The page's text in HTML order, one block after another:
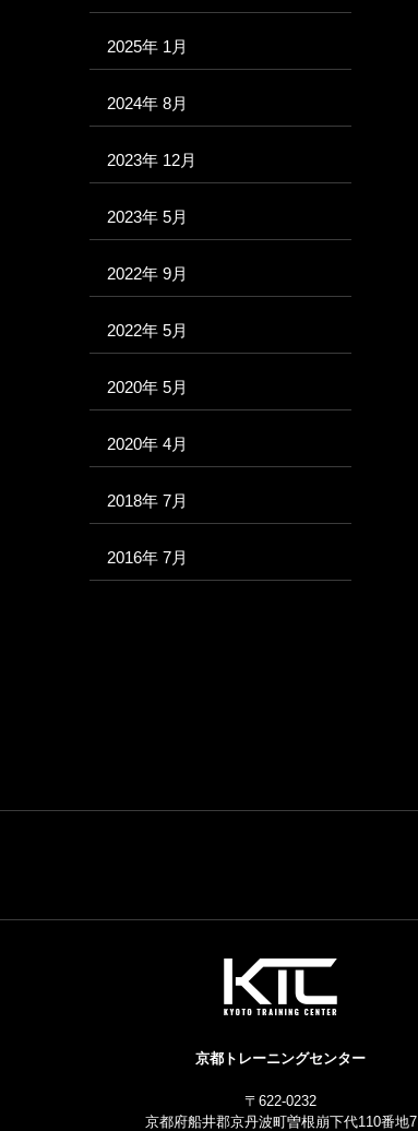
2025年 1月
2024年 8月
2023年 12月
2023年 5月
2022年 9月
2022年 5月
2020年 5月
2020年 4月
2018年 7月
2016年 7月
京都トレーニングセンター
〒622-0232
京都府船井郡京丹波町曽根崩下代110番地7